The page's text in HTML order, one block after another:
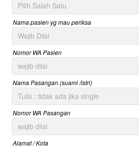
Pilih Salah Satu
Nama pasien yg mau periksa
Nomor WA Pasien
Nama Pasangan (suami /istri)
Nomor WA Pasangan
Alamat / Kota